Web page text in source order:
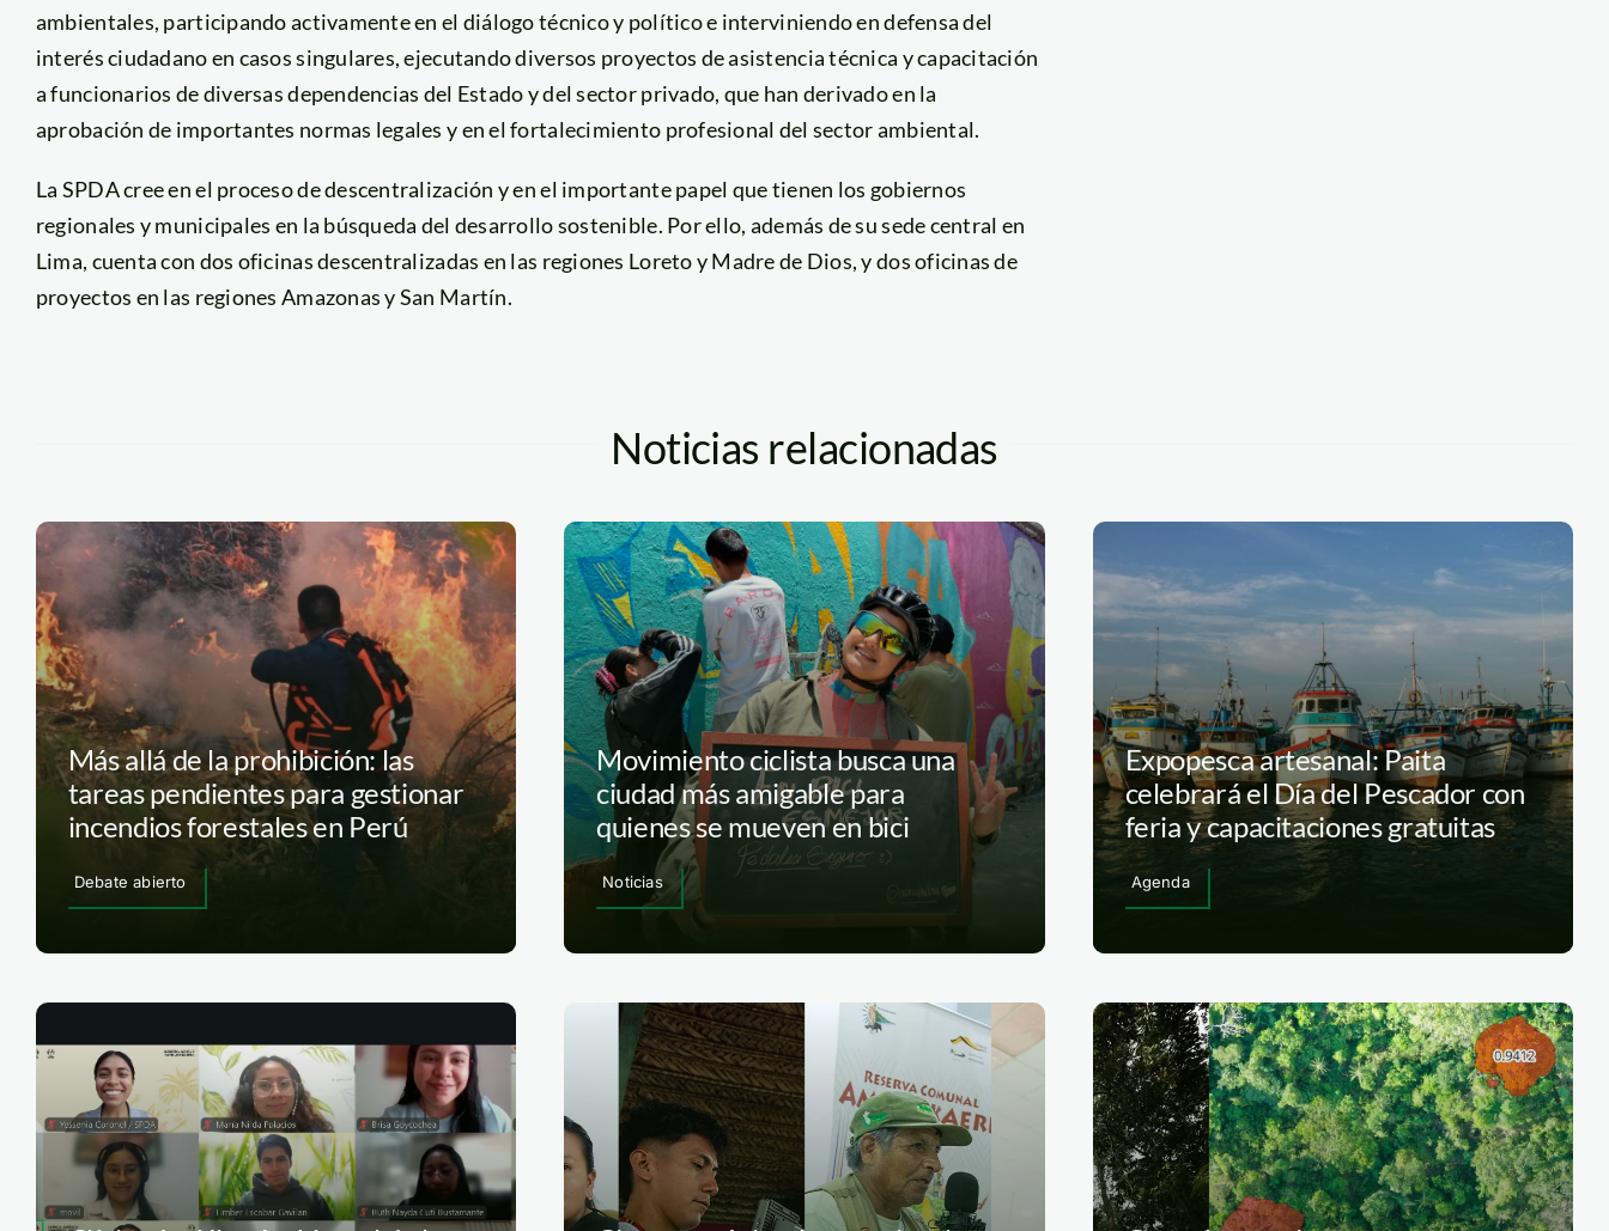
ambientales, participando activamente en el diálogo técnico y político e interviniendo en defensa del
interés ciudadano en casos singulares, ejecutando diversos proyectos de asistencia técnica y capacitación
a funcionarios de diversas dependencias del Estado y del sector privado, que han derivado en la
aprobación de importantes normas legales y en el fortalecimiento profesional del sector ambiental.
La SPDA cree en el proceso de descentralización y en el importante papel que tienen los gobiernos
regionales y municipales en la búsqueda del desarrollo sostenible. Por ello, además de su sede central en
Lima, cuenta con dos oficinas descentralizadas en las regiones Loreto y Madre de Dios, y dos oficinas de
proyectos en las regiones Amazonas y San Martín.
Noticias relacionadas
Más allá de la prohibición: las
tareas pendientes para gestionar
incendios forestales en Perú
Debate abierto
Movimiento ciclista busca una
ciudad más amigable para
quienes se mueven en bici
Noticias
Expopesca artesanal: Paita
celebrará el Día del Pescador con
feria y capacitaciones gratuitas
Agenda